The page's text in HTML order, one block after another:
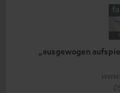
„ausgewogen